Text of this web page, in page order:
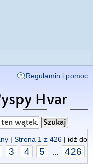
Regulamin i pomoc
Hvar
| Strona 1 z 426 | idź do
3 4 5 426